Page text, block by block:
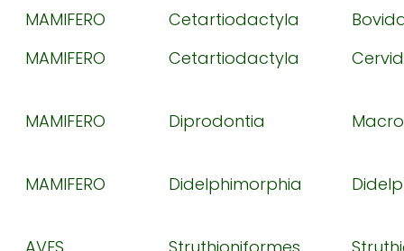
MAMIFERO
Cetartiodactyla
MAMIFERO
Cetartiodactyla
MAMIFERO Diprodontia
MAMIFERO Didelphimorphia